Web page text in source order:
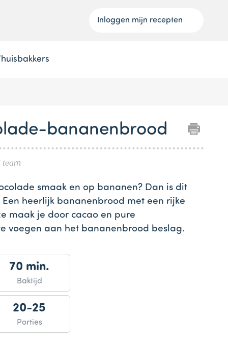
Inloggen mijn recepten
bananenbrood
team
smaak en op bananen? Dan is dit
heerlijk bananenbrood met een rijke
maak je door cacao en pure
voegen aan het bananenbrood beslag.
70 min.
Baktijd
20-25
Porties